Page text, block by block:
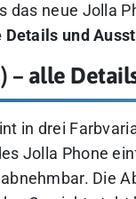
das neue Jolla
Details und
– alle
in drei
Jolla Phone
Die